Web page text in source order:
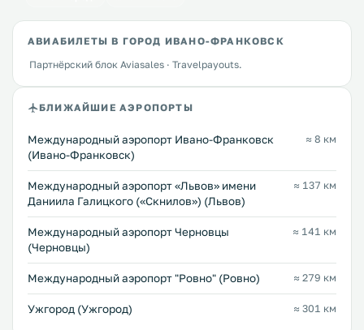
АВИАБИЛЕТЫ В ГОРОД ИВАНО-ФРАНКОВСК
Партнёрский блок Aviasales · Travelpayouts.
БЛИЖАЙШИЕ АЭРОПОРТЫ
Международный аэропорт Ивано-Франковск
(Ивано-Франковск)
≈ 8 км
Междунарoдный аэропорт «Львов» имени
Даниила Галицкого («Скнилов») (Львов)
≈ 137 км
Международный аэропорт Черновцы
(Черновцы)
≈ 141 км
Междунарoдный аэропорт "Ровно" (Ровно) ≈ 279 км
Ужгород (Ужгород) ≈ 301 км